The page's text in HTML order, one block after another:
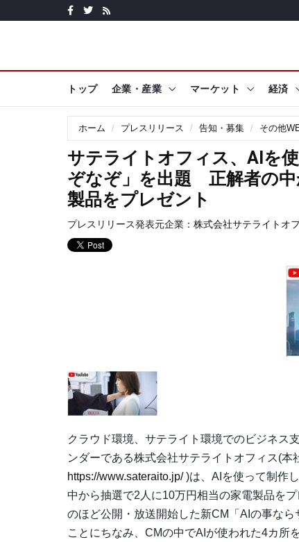
トップ 企業・産業 マーケット 経済
ホーム プレスリリース 告知・募集 その他
サテライトオフィス、AIを
ぞなぞ」を出題 正解者の中
製品をプレゼント
プレスリリース発表元企業： 株式会社サテライトオ
クラウド環境、サテライト環境でのビジネス
ンダーである株式会社サテライトオフィス(本
https://www.sateraito.jp/)は、AIを使って制作
中から抽選で2人に10万円相当の家電製品を
のほど公開・放送開始した新CM「AIの事な
ことにちなみ、CMの中でAIが使われた4カ所